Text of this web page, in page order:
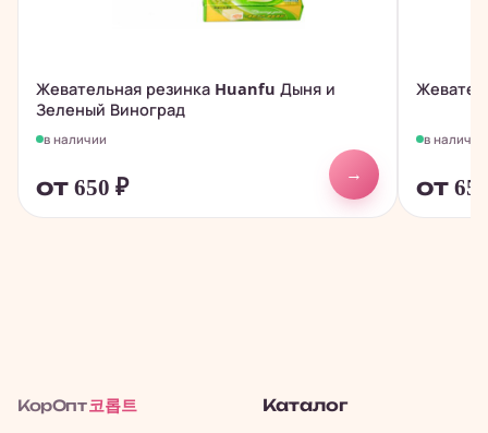
Жевательная резинка Huanfu Дыня и
Зеленый Виноград
в наличии
от 650 ₽
→
в наличии
от
КорОпт 코롭트 Каталог